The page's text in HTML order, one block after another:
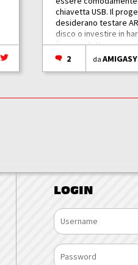
chiavetta USB. Il
desiderano testare
disco o investire in
è un prodotto...
2
da
LOGIN